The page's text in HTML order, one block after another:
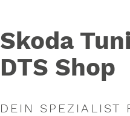
Skoda
DTS Shop
DEIN SPEZIALIST